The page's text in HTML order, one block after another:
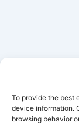
To provide the best
device information.
browsing behavior